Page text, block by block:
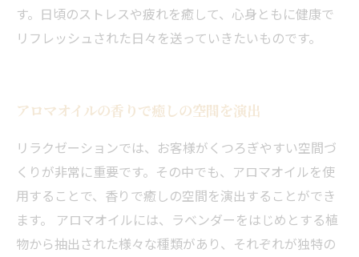
す。日頃のストレスや疲れを癒して、心身ともに健康で
リフレッシュされた日々を送っていきたいものです。
アロマオイルの香りで癒しの空間を演出
リラクゼーションでは、お客様がくつろぎやすい空間づ
くりが非常に重要です。その中でも、アロマオイルを使
用することで、香りで癒しの空間を演出することができ
ます。 アロマオイルには、ラベンダーをはじめとする植
物から抽出された様々な種類があり、それぞれが独特の